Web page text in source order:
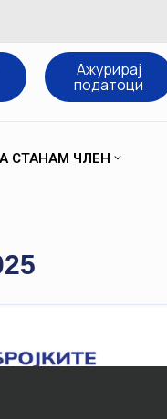
Ажурирај
податоци
СТАНАМ ЧЛЕН